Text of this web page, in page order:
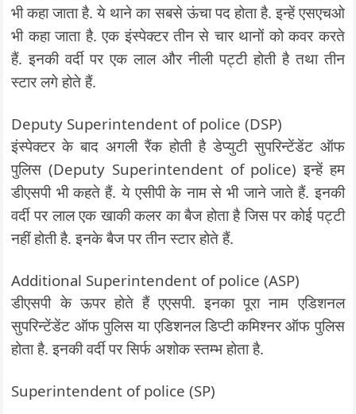
भी कहा जाता है. ये थाने का सबसे ऊंचा पद होता है. इन्हें एसएचओ
भी कहा जाता है. एक इंस्पेक्टर तीन से चार थानों को कवर करते
हैं. इनकी वर्दी पर एक लाल और नीली पट्टी होती है तथा तीन
स्टार लगे होते हैं.
Deputy Superintendent of police (DSP)
इंस्पेक्टर के बाद अगली रैंक होती है डेप्युटी सुपरिन्टेंडेंट ऑफ
पुलिस (Deputy Superintendent of police) इन्हें हम
डीएसपी भी कहते हैं. ये एसीपी के नाम से भी जाने जाते हैं. इनकी
वर्दी पर लाल एक खाकी कलर का बैज होता है जिस पर कोई पट्टी
नहीं होती है. इनके बैज पर तीन स्टार होते हैं.
Additional Superintendent of police (ASP)
डीएसपी के ऊपर होते हैं एएसपी. इनका पूरा नाम एडिशनल
सुपरिन्टेंडेंट ऑफ पुलिस या एडिशनल डिप्टी कमिश्नर ऑफ पुलिस
होता है. इनकी वर्दी पर सिर्फ अशोक स्तम्भ होता है.
Superintendent of police (SP)